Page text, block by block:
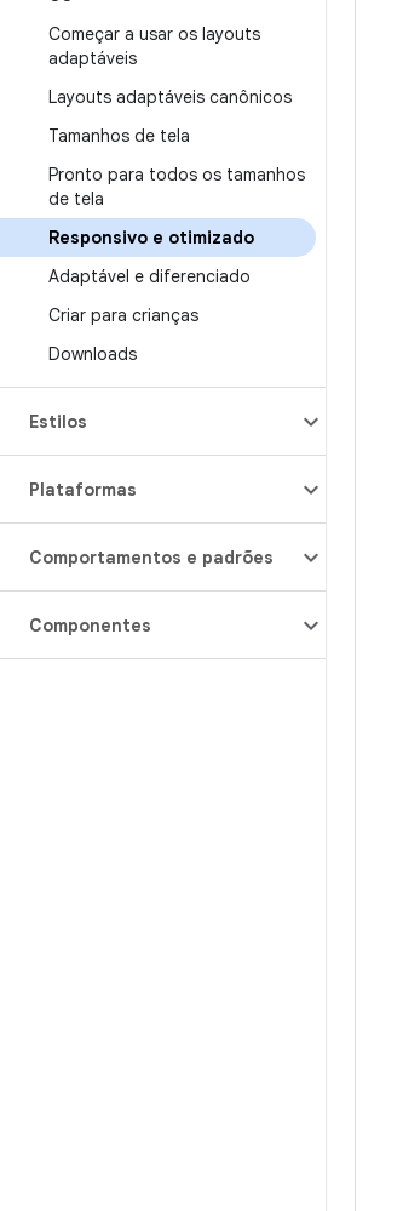
Começar a usar os layouts
adaptáveis
Layouts adaptáveis canônicos
Tamanhos de tela
Pronto para todos os tamanhos
de tela
Responsivo e otimizado
Adaptável e diferenciado
Criar para crianças
Downloads
Estilos
Plataformas
Comportamentos e padrões
Componentes